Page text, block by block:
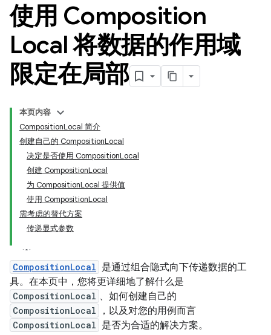
使用 Composition
Local 将数据的作用域
限定在局部
本页内容
CompositionLocal 简介
创建自己的 CompositionLocal
决定是否使用 CompositionLocal
创建 CompositionLocal
为 CompositionLocal 提供值
使用 CompositionLocal
需考虑的替代方案
传递显式参数
CompositionLocal 是通过组合隐式向下传递数据的工
具。在本页中，您将更详细地了解什么是
CompositionLocal 、如何创建自己的
CompositionLocal ，以及对您的用例而言
CompositionLocal 是否为合适的解决方案。